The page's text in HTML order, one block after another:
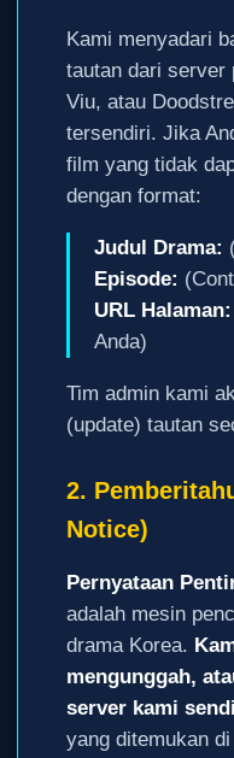
Kami menyadari
tautan dari server
Viu, atau
tersendiri. Jika
film yang tidak
dengan format:
Judul Drama:
Episode:
URL Halaman:
Anda)
Tim admin kami
(update) tautan
2.
Notice)
Pernyataan
adalah mesin
drama Korea.
mengunggah,
server kami
yang ditemukan